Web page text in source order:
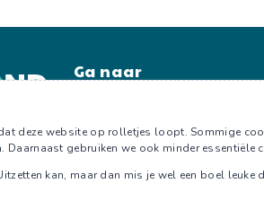
deze website op rolletjes loopt. Sommige
gebruiken we ook minder essentiële
kan, maar dan mis je wel een boel leuke
Kalender
Blog
Contact